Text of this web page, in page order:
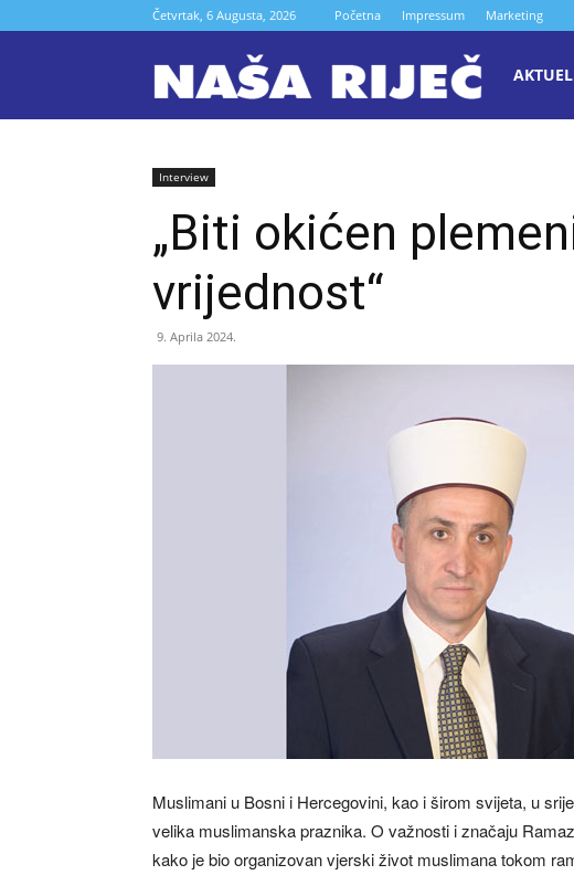
Četvrtak, 6 Augusta, 2026 Početna Impressum Marketing
Naša
Zenica
Interview
„Biti okićen
vrijednost“
9. Aprila 2024.
Muslimani u Bosni i Hercegovini, kao i širom svijeta, u
velika muslimanska praznika. O važnosti i značaju
kako je bio organizovan vjerski život muslimana tokom